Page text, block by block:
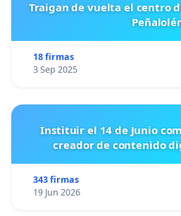
Traigan de vuelta el centro
18 firmas
3 Sep 2025
Instituir el 14 de Junio
creador de contenido
343 firmas
19 Jun 2026